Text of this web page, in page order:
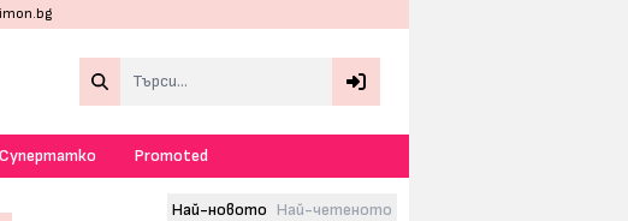
Супертатко Promoted
Най-новото Най-четеното